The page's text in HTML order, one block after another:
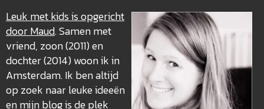
Leuk met kids is opgericht
door Maud. Samen met
vriend, zoon (2011) en
dochter (2014) woon ik in
Amsterdam. Ik ben altijd
op zoek naar leuke ideeën
en mijn blog is de plek